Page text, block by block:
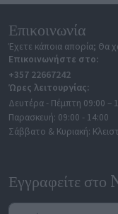
Επικοινωνία
Έχετε κάποια απορία; Θα
Επικοινωνήστε στο:
+357 22667242
Ώρες λειτουργίας:
Δευτέρα - Πέμπτη 09:00 –
Παρασκευή: 09:00 - 14:00
Σάββατο & Κυριακή:
Εγγραφείτε